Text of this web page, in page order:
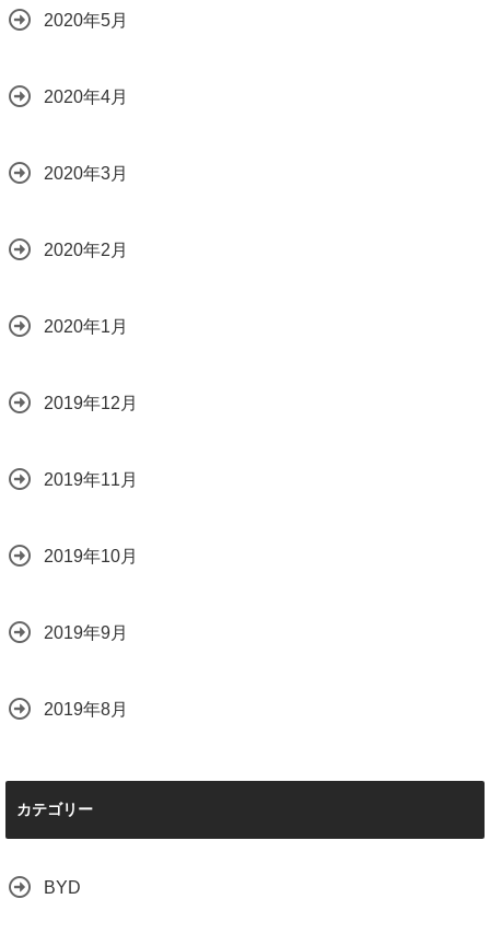
2020年5月
2020年4月
2020年3月
2020年2月
2020年1月
2019年12月
2019年11月
2019年10月
2019年9月
2019年8月
カテゴリー
BYD